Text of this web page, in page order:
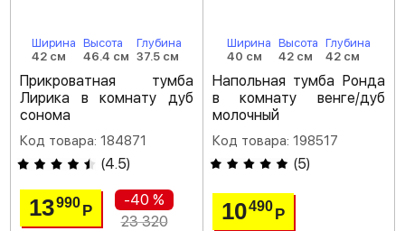
Ширина
42 см
Высота
46.4 см
Глубина
37.5 см
Прикроватная тумба
Лирика в комнату дуб
сонома
Код товара: 184871
(4.5)
13990Р
-40 %
23 320
Ширина
40 см
Высота
42 см
Глубина
42 см
Напольная тумба Ронда
в комнату венге/дуб
молочный
Код товара: 198517
(5)
10490 Р